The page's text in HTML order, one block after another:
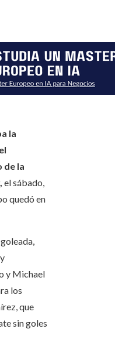
la
de la
el sábado,
quedó en
y Michael
los
que
sin goles